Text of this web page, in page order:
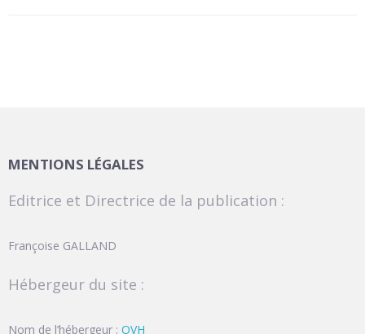
MENTIONS LÉGALES
Editrice et Directrice de la publication :
Françoise GALLAND
Hébergeur du site :
Nom de l’hébergeur : OVH